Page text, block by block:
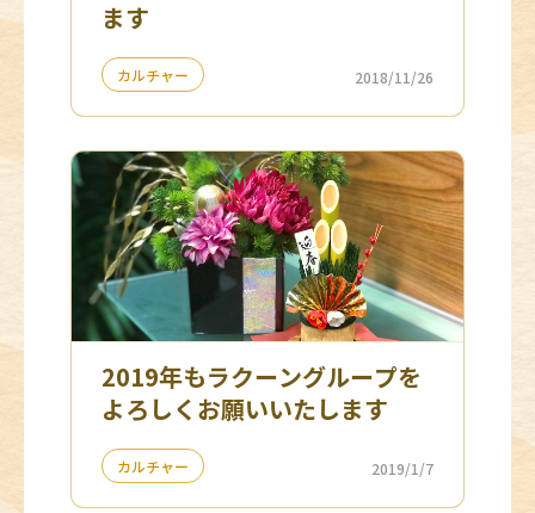
ます
カルチャー 2018/11/26
2019年もラクーングループを
よろしくお願いいたします
カルチャー 2019/1/7